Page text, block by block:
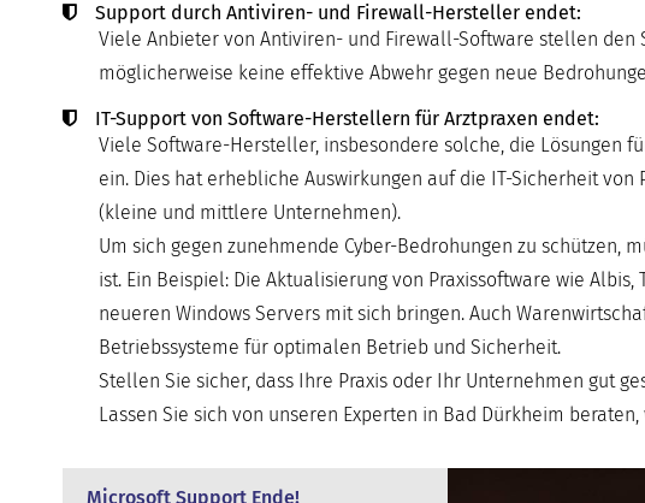
Support durch Antiviren- und Firewall-Hersteller endet:
Viele Anbieter von Antiviren- und Firewall-Software stellen
möglicherweise keine effektive Abwehr gegen neue
IT-Support von Software-Herstellern für Arztpraxen endet:
Viele Software-Hersteller, insbesondere solche, die Lösungen
ein. Dies hat erhebliche Auswirkungen auf die IT-Sicherheit
(kleine und mittlere Unternehmen).
Um sich gegen zunehmende Cyber-Bedrohungen zu
ist. Ein Beispiel: Die Aktualisierung von Praxissoftware wie
neueren Windows Servers mit sich bringen. Auch
Betriebssysteme für optimalen Betrieb und Sicherheit.
Stellen Sie sicher, dass Ihre Praxis oder Ihr Unternehmen gut
Lassen Sie sich von unseren Experten in Bad Dürkheim
Microsoft Support Ende!